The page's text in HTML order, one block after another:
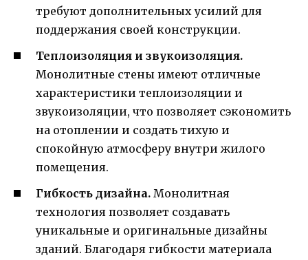
требуют дополнительных усилий для
поддержания своей конструкции.
Теплоизоляция и звукоизоляция.
Монолитные стены имеют отличные
характеристики теплоизоляции и
звукоизоляции, что позволяет сэкономить
на отоплении и создать тихую и
спокойную атмосферу внутри жилого
помещения.
Гибкость дизайна. Монолитная
технология позволяет создавать
уникальные и оригинальные дизайны
зданий. Благодаря гибкости материала